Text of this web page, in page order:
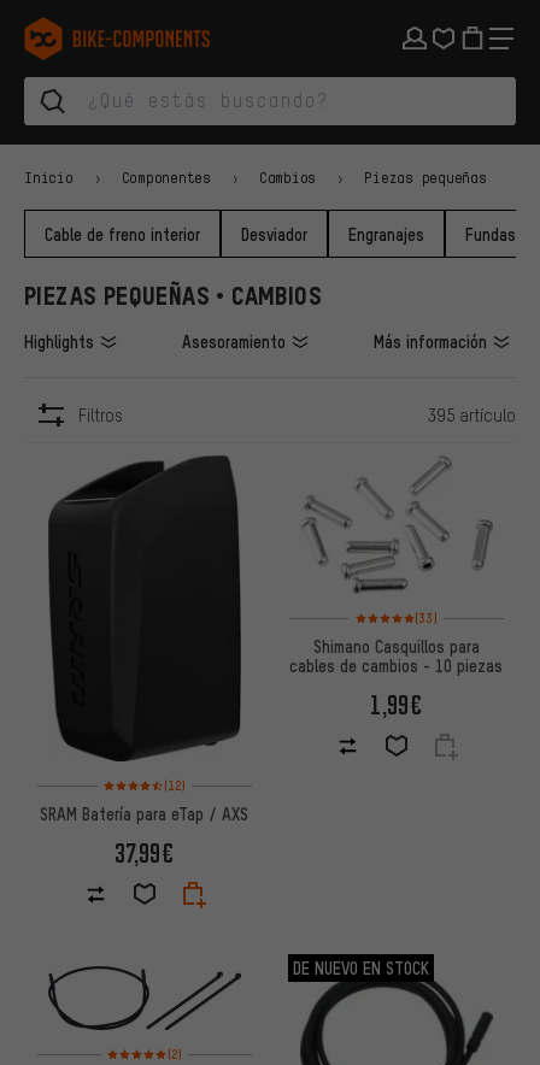
Saltar a la navegación principal
Saltar a la navegación de categorías
Saltar al contenido
Saltar a marcas y al boletín
Saltar al pie de página
bike-components.de Página de inicio
Inicio Componentes Cambios Piezas pequeñas
Cable de freno interior Desviador Engranajes Fundas
PIEZAS PEQUEÑAS • CAMBIOS
Highlights Asesoramiento Más información
Filtros 395 artículo
Valoración media: 4,5 de 5 basada en 12 reseñas
(12)
SRAM Batería para eTap / AXS
37,99€
Valoración media: 5 de 5
(33)
Shimano Casquillos para
cables de cambios - 10 piezas
1,99€
Valoración media: 5 de 5 basada en 2 reseñas
(2)
DE NUEVO EN STOCK